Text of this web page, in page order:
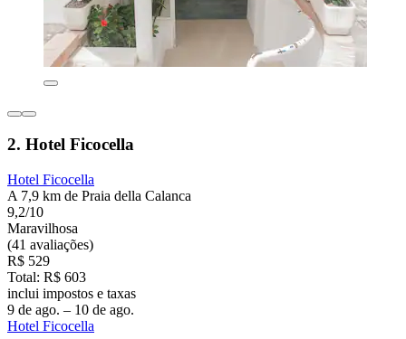
2. Hotel Ficocella
Hotel Ficocella
A 7,9 km de Praia della Calanca
9,2/10
Maravilhosa
(41 avaliações)
R$ 529
Total: R$ 603
inclui impostos e taxas
9 de ago. – 10 de ago.
Hotel Ficocella